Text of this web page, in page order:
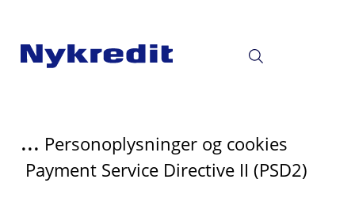
... Personoplysninger og cookies
Payment Service Directive II (PSD2)